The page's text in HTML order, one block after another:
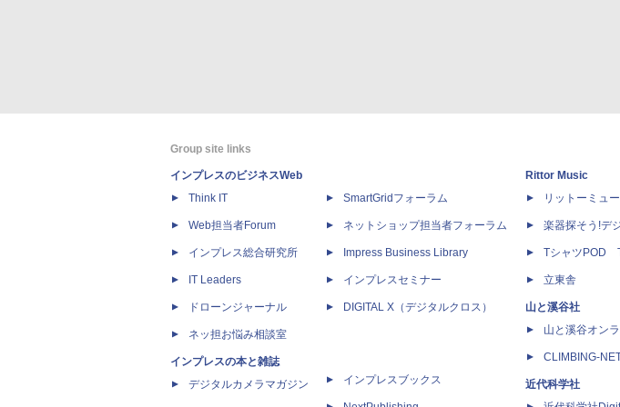
Group site links
インプレスのビジネスWeb
Think IT
Web担当者Forum
インプレス総合研究所
IT Leaders
ドローンジャーナル
ネッ担お悩み相談室
インプレスの本と雑誌
デジタルカメラマガジン
SmartGridフォーラム
ネットショップ担当者フォーラム
Impress Business Library
インプレスセミナー
DIGITAL X（デジタルクロス）
インプレスブックス
Rittor Music
リットーミュ
楽器探そう!デ
TシャツPOD
立東舎
山と溪谷社
山と溪谷オン
CLIMBING-
近代科学社